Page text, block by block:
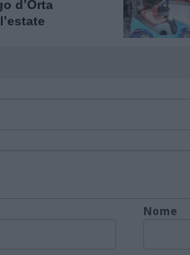
d’Orta
Nome